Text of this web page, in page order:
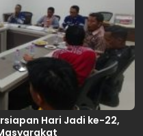
Hari Jadi ke-22,